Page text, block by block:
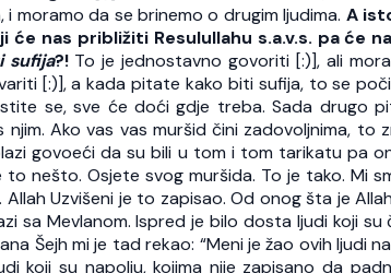
i moramo da se brinemo o drugim ljudima. A
će nas približiti Resulullahu s.a.v.s. pa će
sufija?!To je jednostavno govoriti [:)], ali
[:)], a kada pitate kako biti sufija, to se
se, sve će doći gdje treba. Sada drugo
njim. Ako vas vas muršid čini zadovoljnima,
govoeći da su bili u tom i tom tarikatu pa
to nešto. Osjete svog muršida. To je tako. Mi
Allah Uzvišeni je to zapisao. Od onog šta je
sa Mevlanom. Ispred je bilo dosta ljudi koji
Šejh mi je tad rekao: “Meni je žao ovih ljudi
koji su napolju, kojima nije zapisano da